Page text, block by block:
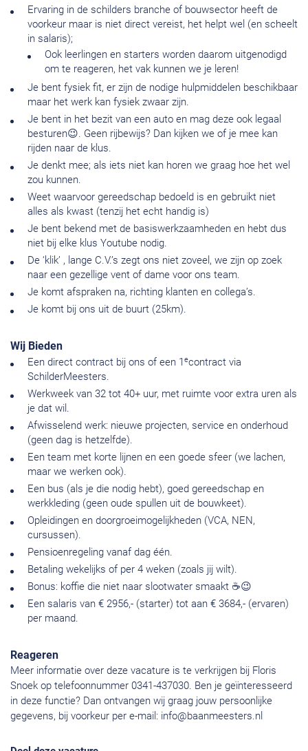
Ervaring in de schilders branche of bouwsector heeft de
voorkeur maar is niet direct vereist, het helpt wel (en scheelt
in salaris);
Ook leerlingen en starters worden daarom uitgenodigd
om te reageren, het vak kunnen we je leren!
Je bent fysiek fit, er zijn de nodige hulpmiddelen beschikbaar
maar het werk kan fysiek zwaar zijn.
Je bent in het bezit van een auto en mag deze ook legaal
besturen😉. Geen rijbewijs? Dan kijken we of je mee kan
rijden naar de klus.
Je denkt mee; als iets niet kan horen we graag hoe het wel
zou kunnen.
Weet waarvoor gereedschap bedoeld is en gebruikt niet
alles als kwast (tenzij het echt handig is)
Je bent bekend met de basiswerkzaamheden en hebt dus
niet bij elke klus Youtube nodig.
De ‘klik’ , lange C.V.’s zegt ons niet zoveel, we zijn op zoek
naar een gezellige vent of dame voor ons team.
Je komt afspraken na, richting klanten en collega’s.
Je komt bij ons uit de buurt (25km).
Wij Bieden
Een direct contract bij ons of een 1 econtract via
SchilderMeesters.
Werkweek van 32 tot 40+ uur, met ruimte voor extra uren als
je dat wil.
Afwisselend werk: nieuwe projecten, service en onderhoud
(geen dag is hetzelfde).
Een team met korte lijnen en een goede sfeer (we lachen,
maar we werken ook).
Een bus (als je die nodig hebt), goed gereedschap en
werkkleding (geen oude spullen uit de bouwkeet).
Opleidingen en doorgroeimogelijkheden (VCA, NEN,
cursussen).
Pensioenregeling vanaf dag één.
Betaling wekelijks of per 4 weken (zoals jij wilt).
Bonus: koffie die niet naar slootwater smaakt ☕😉
Een salaris van € 2956,- (starter) tot aan € 3684,- (ervaren)
per maand.
Reageren
Meer informatie over deze vacature is te verkrijgen bij Floris
Snoek op telefoonnummer 0341-437030. Ben je geïnteresseerd
in deze functie? Dan ontvangen wij graag jouw persoonlijke
gegevens, bij voorkeur per e-mail: info@baanmeesters.nl